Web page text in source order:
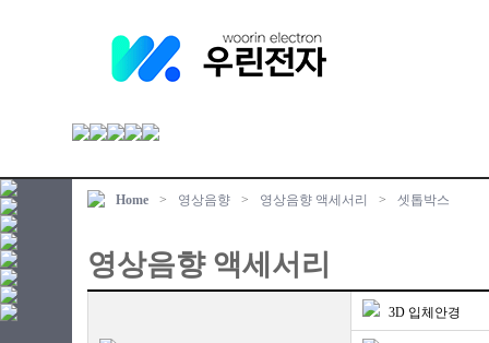
Home > 영상음향 > 영상음향 액세서리 > 셋톱박스
영상음향 액세서리
3D 입체안경